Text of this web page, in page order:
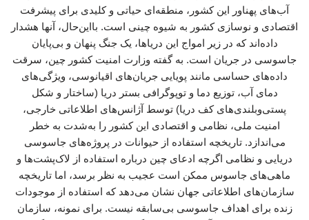
آب‌های پهناور این کشور، منطقه‌ای حیاتی و کلیدی برای پیشرفت
اقتصادی و نوسازی کشور به شیوه چینی است. بااین‌حال، آنها هشدار
داده‌اند که در زیر امواج این دریاها، یک جنگ پنهان و بی‌پایان
جاسوسی در جریان است. به گفته وزارت امنیت کشور چین، سرقت
داده‌های حساسی مانند پویایی جریان‌های اقیانوسی، ویژگی‌های
دمای آب، توزیع دما و توپوگرافی بستر دریا (ساختار و شکل
پستی‌وبلندی‌های کف دریا) توسط آژانس‌های اطلاعاتی خارجی،
امنیت ملی، نظامی و اقتصادی این کشور را به‌شدت به خطر
می‌اندازد. تاریخچه استفاده از حیوانات در پروژه‌های جاسوسی
دریایی و نظامی اگرچه ادعای چین درباره استفاده از لاک‌پشت‌ها و
ماهی‌های جاسوس ممکن است عجیب به نظر برسد، اما تاریخچه
سازمان‌های اطلاعاتی جهان نشان می‌دهد که استفاده از موجودات
زنده برای اهداف جاسوسی بی‌سابقه نیست. برای نمونه، سازمان